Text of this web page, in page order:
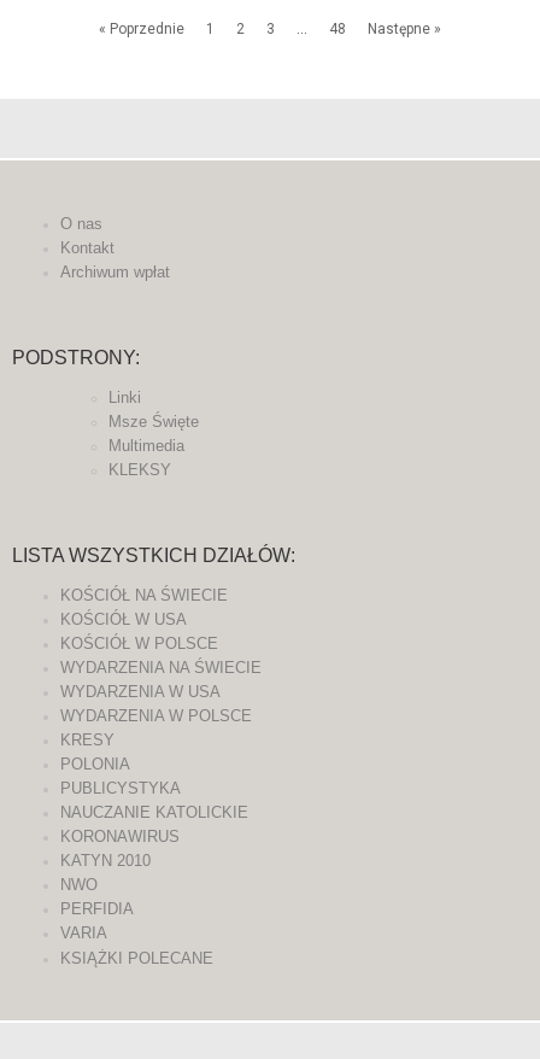
« Poprzednie 1 2 3 … 48 Następne »
O nas
Kontakt
Archiwum wpłat
PODSTRONY:
Linki
Msze Święte
Multimedia
KLEKSY
LISTA WSZYSTKICH DZIAŁÓW:
KOŚCIÓŁ NA ŚWIECIE
KOŚCIÓŁ W USA
KOŚCIÓŁ W POLSCE
WYDARZENIA NA ŚWIECIE
WYDARZENIA W USA
WYDARZENIA W POLSCE
KRESY
POLONIA
PUBLICYSTYKA
NAUCZANIE KATOLICKIE
KORONAWIRUS
KATYN 2010
NWO
PERFIDIA
VARIA
KSIĄŻKI POLECANE